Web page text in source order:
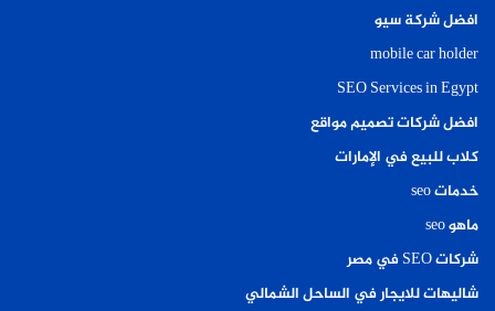
افضل شركة سيو
mobile car holder
SEO Services in Egypt
افضل شركات تصميم مواقع
كلاب للبيع في الإمارات
خدمات seo
ماهو seo
شركات SEO في مصر
شاليهات للايجار في الساحل الشمالي